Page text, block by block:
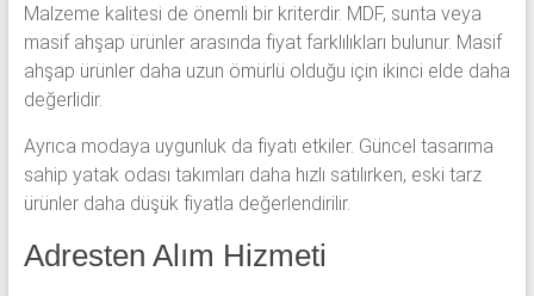
Malzeme kalitesi de önemli bir kriterdir. MDF, sunta veya
masif ahşap ürünler arasında fiyat farklılıkları bulunur. Masif
ahşap ürünler daha uzun ömürlü olduğu için ikinci elde daha
değerlidir.
Ayrıca modaya uygunluk da fiyatı etkiler. Güncel tasarıma
sahip yatak odası takımları daha hızlı satılırken, eski tarz
ürünler daha düşük fiyatla değerlendirilir.
Adresten Alım Hizmeti